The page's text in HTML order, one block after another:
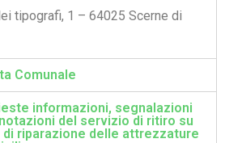
tipografi, 1 – 64025 Scerne di
Comunale
informazioni, segnalazioni
del servizio di ritiro su
riparazione delle attrezzature